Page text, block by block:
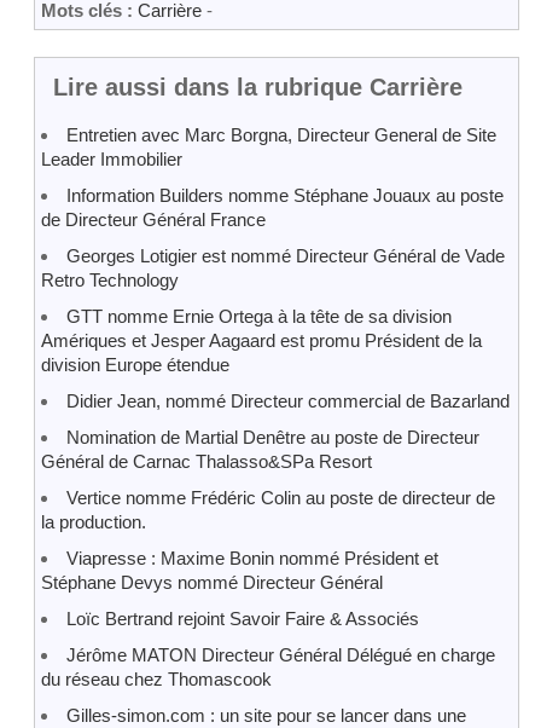
Mots clés : Carrière -
Lire aussi dans la rubrique Carrière
Entretien avec Marc Borgna, Directeur General de Site
Leader Immobilier
Information Builders nomme Stéphane Jouaux au poste
de Directeur Général France
Georges Lotigier est nommé Directeur Général de Vade
Retro Technology
GTT nomme Ernie Ortega à la tête de sa division
Amériques et Jesper Aagaard est promu Président de la
division Europe étendue
Didier Jean, nommé Directeur commercial de Bazarland
Nomination de Martial Denêtre au poste de Directeur
Général de Carnac Thalasso&SPa Resort
Vertice nomme Frédéric Colin au poste de directeur de
la production.
Viapresse : Maxime Bonin nommé Président et
Stéphane Devys nommé Directeur Général
Loïc Bertrand rejoint Savoir Faire & Associés
Jérôme MATON Directeur Général Délégué en charge
du réseau chez Thomascook
Gilles-simon.com : un site pour se lancer dans une